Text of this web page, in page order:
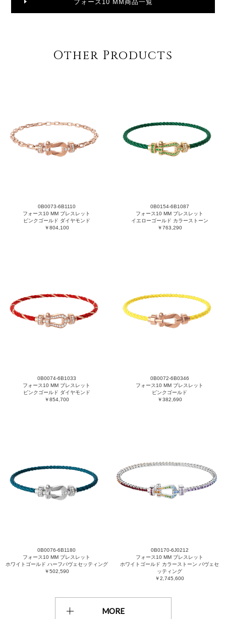
フォース10 MM商品一覧
Other Products
0B0073-6B1110
フォース10 MM ブレスレット
ピンクゴールド ダイヤモンド
￥804,100
0B0154-6B1087
フォース10 MM ブレスレット
イエローゴールド カラーストーン
￥763,290
0B0074-6B1033
フォース10 MM ブレスレット
ピンクゴールド ダイヤモンド
￥854,700
0B0072-6B0346
フォース10 MM ブレスレット
ピンクゴールド
￥382,690
0B0076-6B1180
フォース10 MM ブレスレット
ホワイトゴールド ハーフパヴェセッティング
￥502,590
0B0170-6J0212
フォース10 MM ブレスレット
ホワイトゴールド カラーストーン パヴェセ
ッティング
￥2,745,600
MORE